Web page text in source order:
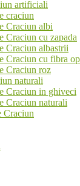
artificiali
craciun
Craciun albi
Craciun cu zapada
Craciun albastrii
Craciun cu fibra
Craciun roz
naturali
Craciun in ghiveci
Craciun naturali
Craciun